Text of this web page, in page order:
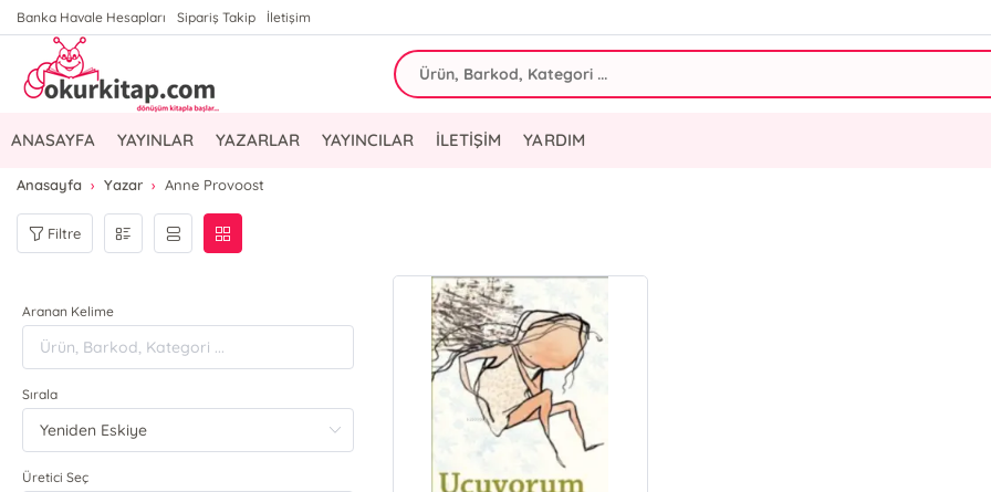
Banka Havale Hesapları Sipariş Takip İletişim
ANASAYFA YAYINLAR YAZARLAR YAYINCILAR İLETİŞİM YARDIM
Anasayfa Yazar Anne Provoost
Filtre
Aranan Kelime
Sırala
Üretici Seç